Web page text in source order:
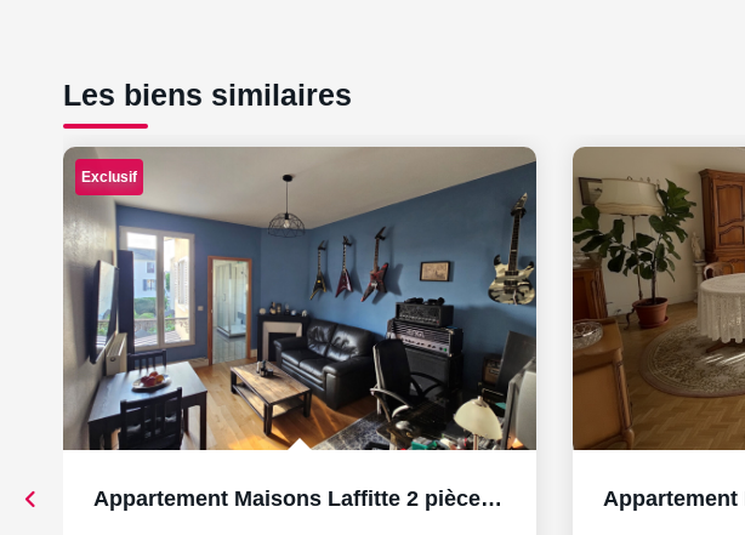
Les biens similaires
Exclusif
Appartement Maisons Laffitte 2 pièces 43.78 m2